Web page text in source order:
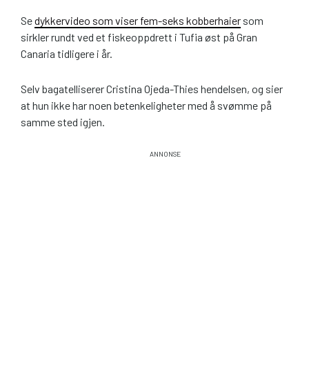
Sedykkervideo som viser fem-seks kobberhaier som
sirkler rundt ved et fiskeoppdrett i Tufia øst på Gran
Canaria tidligere i år.
Selv bagatelliserer Cristina Ojeda-Thies hendelsen, og sier
at hun ikke har noen betenkeligheter med å svømme på
samme sted igjen.